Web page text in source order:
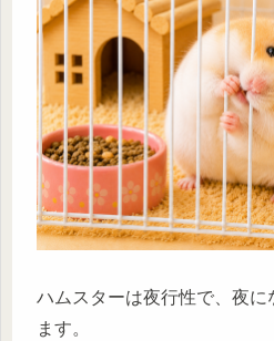
ハムスターは夜行性で、夜に
ます。